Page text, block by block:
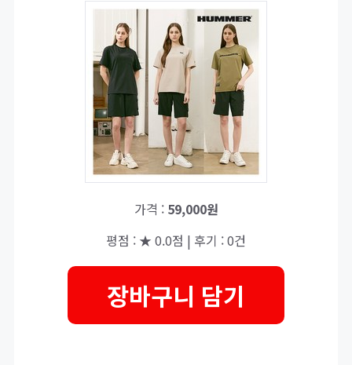
가격 : 59,000원
평점 : ★ 0.0점 | 후기 : 0건
장바구니 담기